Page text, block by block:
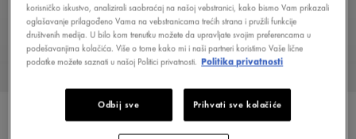
KOJI SU AKTIVNI SASTOJCI
FORMULE
PROIZVOD?
korisničko iskustvo, analizirali saobraćaj na našoj vebstranici, kako bismo Vam prikazali
oglašavanje prilagođeno Vama na vebstranicama trećih strana i pružili funkcije
društvenih medija. U bilo kom trenutku možete da upravljate svojim preferencama u
podešavanjima kolačića. Više o tome kako mi i naši partneri koristimo Vaše lične
podatke možete saznati u našoj Politici privatnosti. Politika privatnosti
Odbij sve Prihvati sve kolačiće